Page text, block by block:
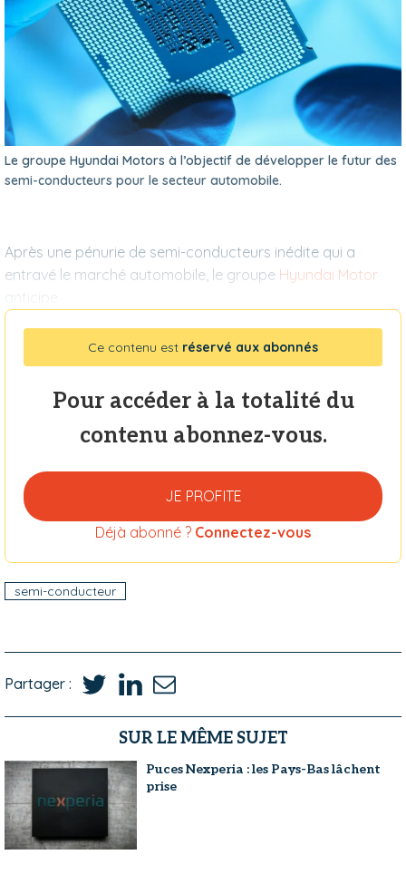
Le groupe Hyundai Motors à l’objectif de développer le futur des
semi-conducteurs pour le secteur automobile.
Après une pénurie de semi-conducteurs inédite qui a
entravé le marché automobile, le groupe Hyundai Motor
Ce contenu est réservé aux abonnés
Pour accéder à la totalité du
contenu abonnez-vous.
JE PROFITE
Déjà abonné ? Connectez-vous
semi-conducteur
Partager :
SUR LE MÊME SUJET
Puces Nexperia : les Pays-Bas lâchent
prise